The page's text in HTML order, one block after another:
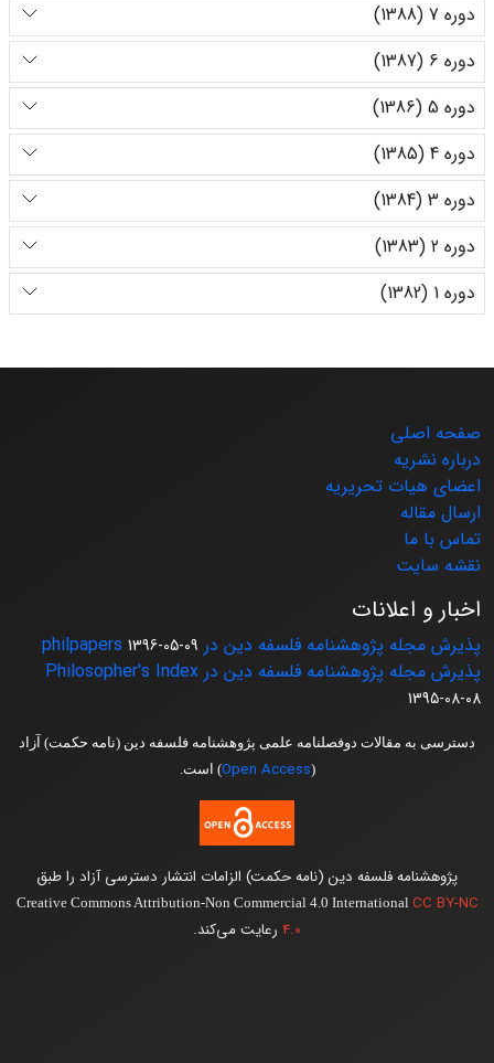
دوره 7 (1388)
دوره 6 (1387)
دوره 5 (1386)
دوره 4 (1385)
دوره 3 (1384)
دوره 2 (1383)
دوره 1 (1382)
صفحه اصلی
درباره نشریه
اعضای هیات تحریریه
ارسال مقاله
تماس با ما
نقشه سایت
اخبار و اعلانات
پذیرش مجله پژوهشنامه فلسفه دین در philpapers 1396-05-09
پذیرش مجله پژوهشنامه فلسفه دین در Philosopher's Index
1395-08-08
دسترسی به مقالات دوفصلنامه علمی پژوهشنامه فلسفه دین (نامه حکمت) آزاد
(
Open Access) است.
پژوهشنامه فلسفه دین (نامه حکمت) الزامات انتشار دسترسی آزاد را طبق
Creative Commons Attribution-Non Commercial 4.0 International CC BY-NC
4.0 رعایت می‌کند.